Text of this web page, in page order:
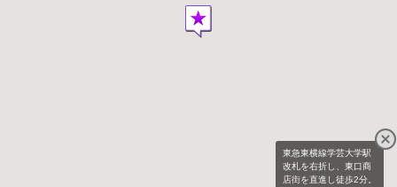
東急東横線学芸大学駅
改札を右折し、東口商
店街を直進し徒歩2分。